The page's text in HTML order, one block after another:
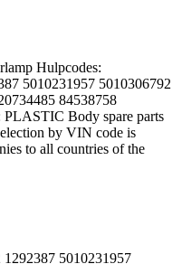
Hulpcodes:
5010231957 5010306792
84538758
Body spare parts
by VIN code is
to all countries of the
5010231957